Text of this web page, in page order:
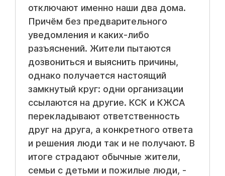
отключают именно наши два дома.
Причём без предварительного
уведомления и каких-либо
разъяснений. Жители пытаются
дозвониться и выяснить причины,
однако получается настоящий
замкнутый круг: одни организации
ссылаются на другие. КСК и КЖСА
перекладывают ответственность
друг на друга, а конкретного ответа
и решения люди так и не получают. В
итоге страдают обычные жители,
семьи с детьми и пожилые люди, -